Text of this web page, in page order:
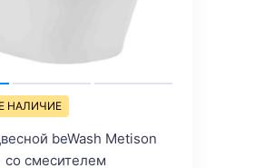
НАЛИЧИЕ
beWash Metison
смесителем